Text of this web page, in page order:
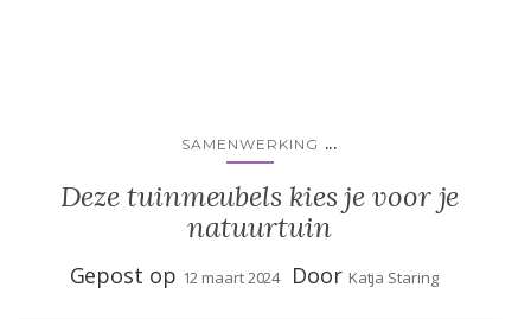
SAMENWERKING ...
Deze tuinmeubels kies je voor je
natuurtuin
Gepost op 12 maart 2024 Door Katja Staring